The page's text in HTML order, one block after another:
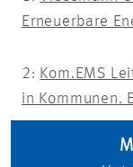
Erneuerbare
2: Kom.EMS
in Kommunen.